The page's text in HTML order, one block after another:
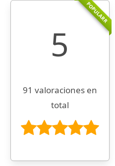
POPULARR
5
91 valoraciones en
total